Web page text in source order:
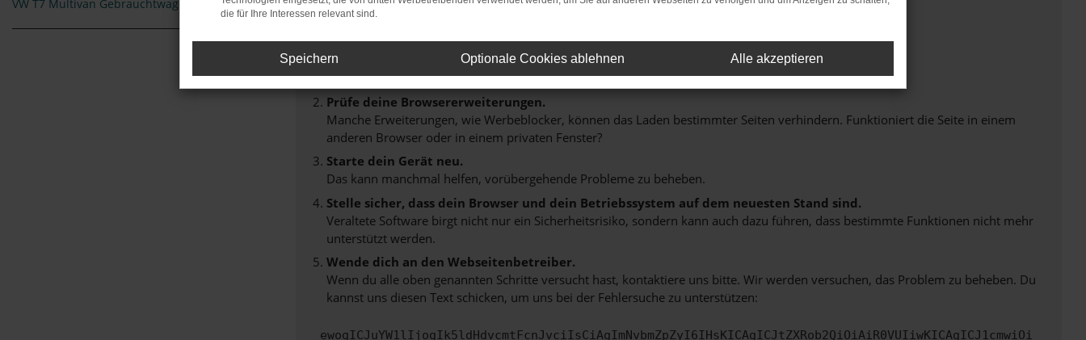
VW T7 Multivan Gebrauchtwagen Landshut
Beim Laden ist ein Fehler aufgetreten.
Überprüfe deine Firewall und deine Internetverbindung.
Laden andere Webseiten, zum Beispiel deine Suchmaschine?
Prüfe deine Browsererweiterungen.
Manche Erweiterungen, wie Werbeblocker, können das Laden bestimmter Seiten verhindern. Funktioniert die Seite in einem
anderen Browser oder in einem privaten Fenster?
Starte dein Gerät neu.
Das kann manchmal helfen, vorübergehende Probleme zu beheben.
Stelle sicher, dass dein Browser und dein Betriebssystem auf dem neuesten Stand sind.
Veraltete Software birgt nicht nur ein Sicherheitsrisiko, sondern kann auch dazu führen, dass bestimmte Funktionen nicht mehr
unterstützt werden.
Wende dich an den Webseitenbetreiber.
Wenn du alle oben genannten Schritte versucht hast, kontaktiere uns bitte. Wir werden versuchen, das Problem zu beheben. Du
kannst uns diesen Text schicken, um uns bei der Fehlersuche zu unterstützen:
ewogICJuYW1lIjogIk5ldHdvcmtFcnJvciIsCiAgImNvbmZpZyI6IHsKICAgICJtZXRob2QiOiAiR0VUIiwKICAgICJ1cmwiOi
die für Ihre Interessen relevant sind.
Speichern Optionale Cookies ablehnen Alle akzeptieren